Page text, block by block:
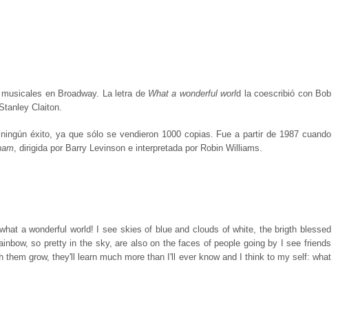
en Broadway. La letra de What a wonderful world la coescribió con Bob
Claiton.
éxito, ya que sólo se vendieron 1000 copias. Fue a partir de 1987 cuando
, dirigida por Barry Levinson e interpretada por Robin Williams.
a wonderful world! I see skies of blue and clouds of white, the brigth blessed
so pretty in the sky, are also on the faces of people going by I see friends
grow, they'll learn much more than I'll ever know and I think to my self: what